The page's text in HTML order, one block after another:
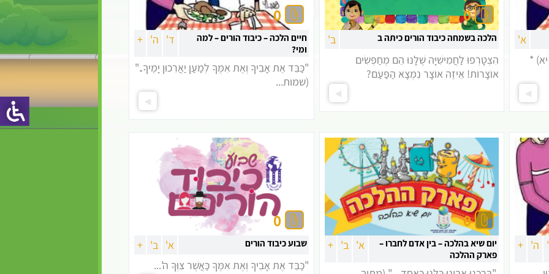
הכל לשם שמים
שמירת הגוף והנפש
צער בעלי חיים
נדרים ושבועות
הלכות יום טוב
א'
*
0
הלכה בשמחה כיבוד הורים כיתה ב
ב'
הִצְטָרְפוּ לַחֲמִישִׁיָּה שֶׁלָּנוּ הֵם מְחַפְּשִׂים
אוֹצָרוֹת! אֵיזֶה אוֹצָר נִמְצָא הַפַּעַם?
0
חיים הלכה – כיבוד הורים – למה
ומי?
ד' ה' +
"כַּבֵּד אֶת אָבִיךָ וְאֶת אִמֶּךָ לְמַעַן יַאֲרִכוּן יָמֶיךָ.."
(שמות...
ה' +
0
יום שיא בהלכה – בין אדם לחברו –
פארק ההלכה
א' ב' +
0
שבוע כיבוד הורים א' ב' +
"כַּבֵּד אֶת אָבִיךָ וְאֶת אִמֶּךָ כַּאֲשֶׁר צִוְּךָ ה'...
הטופס אינו זמין זמנית